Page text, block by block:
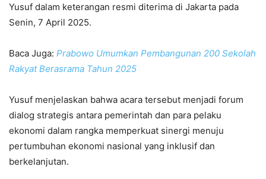
Yusuf dalam keterangan resmi diterima di Jakarta pada
Senin, 7 April 2025.
Baca Juga: Prabowo Umumkan Pembangunan 200 Sekolah
Rakyat Berasrama Tahun 2025
Yusuf menjelaskan bahwa acara tersebut menjadi forum
dialog strategis antara pemerintah dan para pelaku
ekonomi dalam rangka memperkuat sinergi menuju
pertumbuhan ekonomi nasional yang inklusif dan
berkelanjutan.